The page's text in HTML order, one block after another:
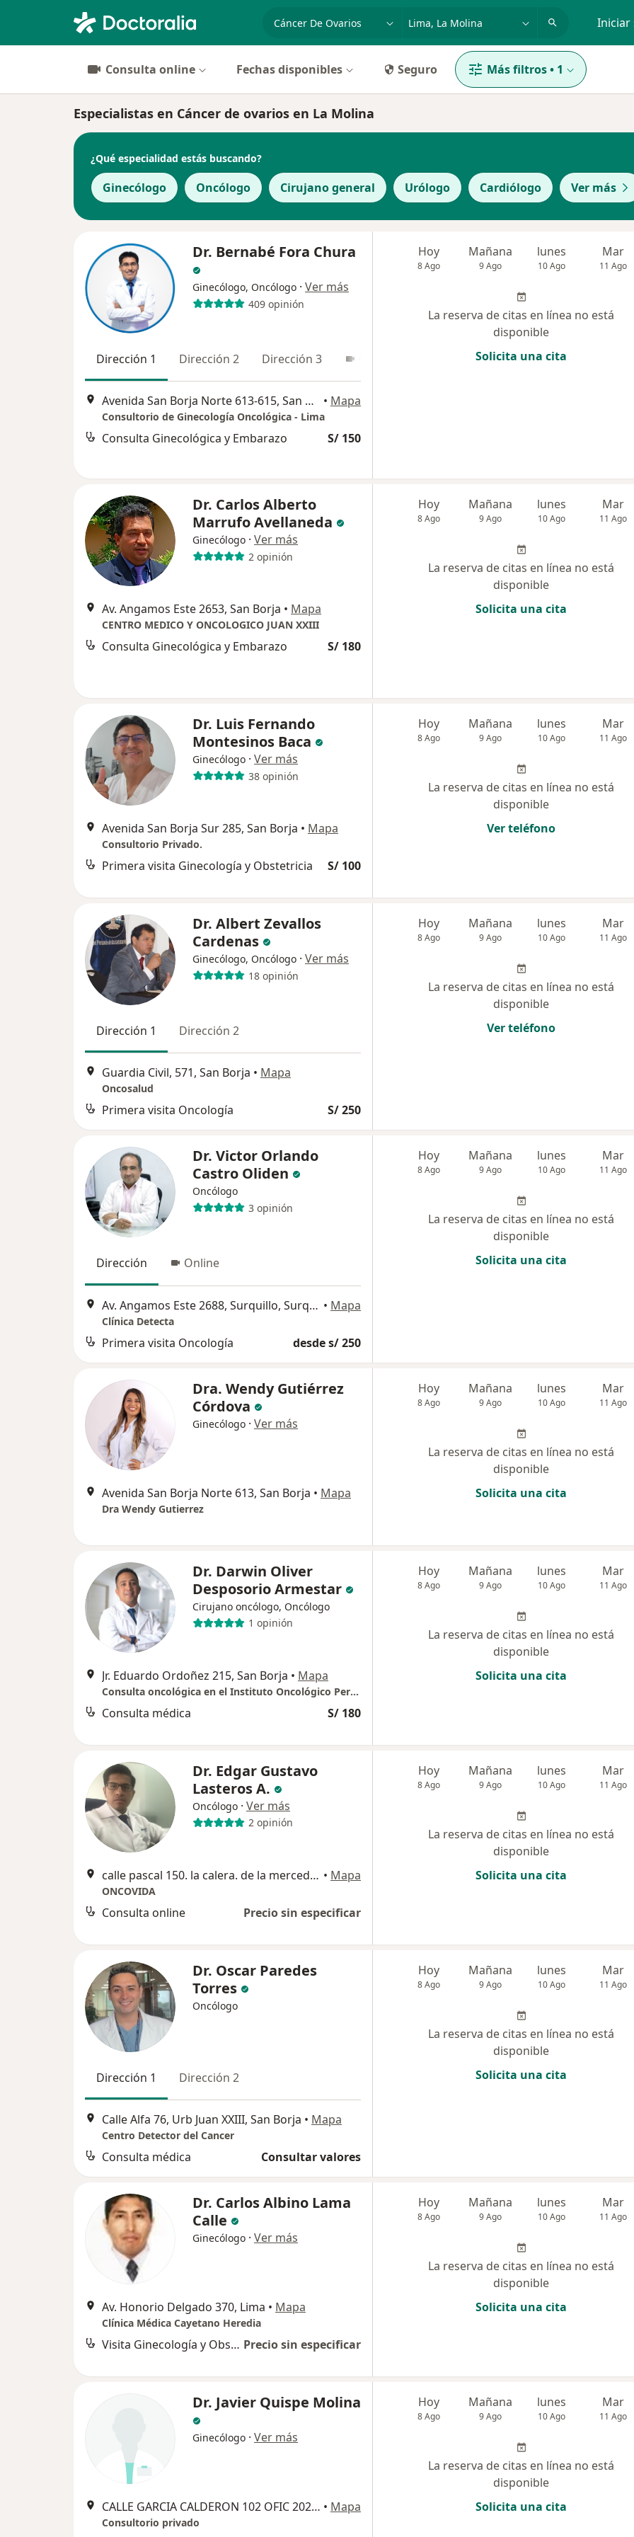
especialidad, enfermedad o nombre Iniciar
Consulta online Fechas disponibles Seguro Más filtros• 1
Especialistas en Cáncer de ovarios en La Molina
¿Qué especialidad estás buscando?
Ginecólogo Oncólogo Cirujano general Urólogo Cardiólogo Ver más
Dr. Bernabé Fora Chura
Ginecólogo, Oncólogo · Ver más
409 opinión
Dirección 1 Dirección 2 Dirección 3
Avenida San Borja Norte 613-615, San Borja, Lima, Perú, San Borja • Mapa
Consultorio de Ginecología Oncológica - Lima
Consulta Ginecológica y Embarazo S/ 150
Hoy
8 Ago
Mañana
9 Ago
lunes
10 Ago
Mar
11 Ago
La reserva de citas en línea no está
disponible
Solicita una cita
Dr. Carlos Alberto
Marrufo Avellaneda
Ginecólogo · Ver más
2 opinión
Av. Angamos Este 2653, San Borja • Mapa
CENTRO MEDICO Y ONCOLOGICO JUAN XXIII
Consulta Ginecológica y Embarazo S/ 180
Hoy
8 Ago
Mañana
9 Ago
lunes
10 Ago
Mar
11 Ago
La reserva de citas en línea no está
disponible
Solicita una cita
Dr. Luis Fernando
Montesinos Baca
Ginecólogo · Ver más
38 opinión
Avenida San Borja Sur 285, San Borja • Mapa
Consultorio Privado.
Primera visita Ginecología y Obstetricia S/ 100
Hoy
8 Ago
Mañana
9 Ago
lunes
10 Ago
Mar
11 Ago
La reserva de citas en línea no está
disponible
Ver teléfono
Dr. Albert Zevallos
Cardenas
Ginecólogo, Oncólogo · Ver más
18 opinión
Dirección 1 Dirección 2
Guardia Civil, 571, San Borja • Mapa
Oncosalud
Primera visita Oncología S/ 250
Hoy
8 Ago
Mañana
9 Ago
lunes
10 Ago
Mar
11 Ago
La reserva de citas en línea no está
disponible
Ver teléfono
Dr. Victor Orlando
Castro Oliden
Oncólogo
3 opinión
Dirección Online
Av. Angamos Este 2688, Surquillo, Surquillo • Mapa
Clínica Detecta
Primera visita Oncología desde s/ 250
Hoy
8 Ago
Mañana
9 Ago
lunes
10 Ago
Mar
11 Ago
La reserva de citas en línea no está
disponible
Solicita una cita
Dra. Wendy Gutiérrez
Córdova
Ginecólogo · Ver más
Avenida San Borja Norte 613, San Borja • Mapa
Dra Wendy Gutierrez
Hoy
8 Ago
Mañana
9 Ago
lunes
10 Ago
Mar
11 Ago
La reserva de citas en línea no está
disponible
Solicita una cita
Dr. Darwin Oliver
Desposorio Armestar
Cirujano oncólogo, Oncólogo
1 opinión
Jr. Eduardo Ordoñez 215, San Borja • Mapa
Consulta oncológica en el Instituto Oncológico Peruano //
Consulta médica S/ 180
Hoy
8 Ago
Mañana
9 Ago
lunes
10 Ago
Mar
11 Ago
La reserva de citas en línea no está
disponible
Solicita una cita
Dr. Edgar Gustavo
Lasteros A.
Oncólogo · Ver más
2 opinión
calle pascal 150. la calera. de la merced, Surquillo • Mapa
ONCOVIDA
Consulta online Precio sin especificar
Hoy
8 Ago
Mañana
9 Ago
lunes
10 Ago
Mar
11 Ago
La reserva de citas en línea no está
disponible
Solicita una cita
Dr. Oscar Paredes
Torres
Oncólogo
Dirección 1 Dirección 2
Calle Alfa 76, Urb Juan XXIII, San Borja • Mapa
Centro Detector del Cancer
Consulta médica Consultar valores
Hoy
8 Ago
Mañana
9 Ago
lunes
10 Ago
Mar
11 Ago
La reserva de citas en línea no está
disponible
Solicita una cita
Dr. Carlos Albino Lama
Calle
Ginecólogo · Ver más
Av. Honorio Delgado 370, Lima • Mapa
Clínica Médica Cayetano Heredia
Visita Ginecología y Obstetricia Precio sin especificar
Hoy
8 Ago
Mañana
9 Ago
lunes
10 Ago
Mar
11 Ago
La reserva de citas en línea no está
disponible
Solicita una cita
Dr. Javier Quispe Molina
Ginecólogo · Ver más
CALLE GARCIA CALDERON 102 OFIC 202 LA MOLINA, La Molina • Mapa
Consultorio privado
Hoy
8 Ago
Mañana
9 Ago
lunes
10 Ago
Mar
11 Ago
La reserva de citas en línea no está
disponible
Solicita una cita